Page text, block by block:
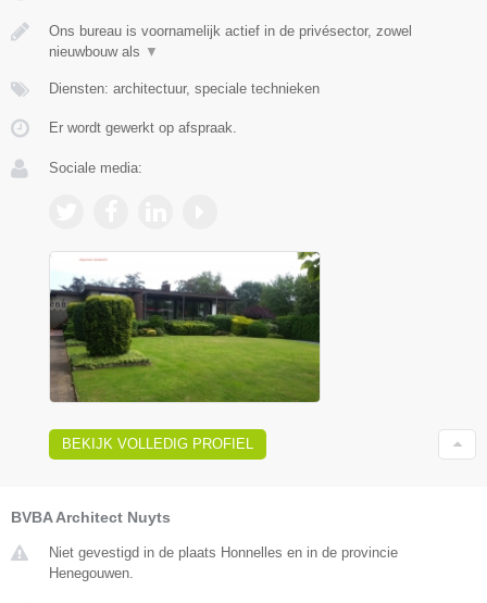
Ons bureau is voornamelijk actief in de privésector, zowel
nieuwbouw als ▼
Diensten: architectuur, speciale technieken
Er wordt gewerkt op afspraak.
Sociale media:
BEKIJK VOLLEDIG PROFIEL
BVBA Architect Nuyts
Niet gevestigd in de plaats Honnelles en in de provincie
Henegouwen.